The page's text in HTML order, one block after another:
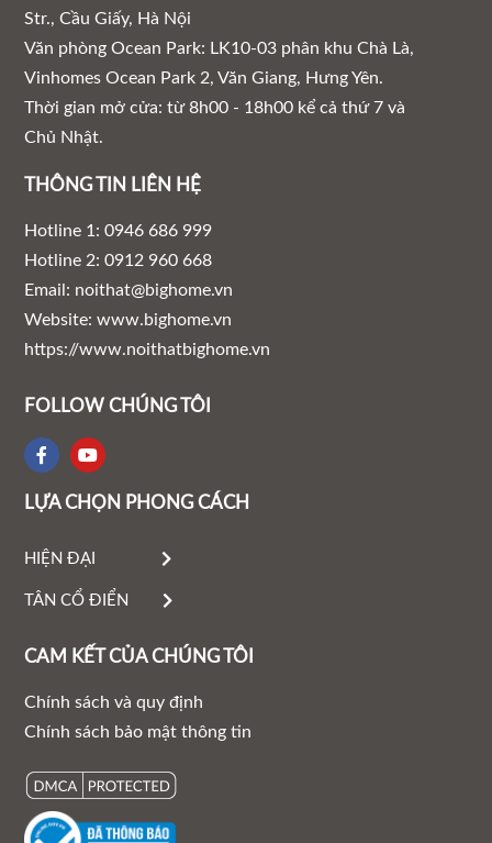
Str., Cầu Giấy, Hà Nội
Văn phòng Ocean Park: LK10-03 phân khu Chà Là,
Vinhomes Ocean Park 2, Văn Giang, Hưng Yên.
Thời gian mở cửa: từ 8h00 - 18h00 kể cả thứ 7 và
Chủ Nhật.
THÔNG TIN LIÊN HỆ
Hotline 1: 0946 686 999
Hotline 2: 0912 960 668
Email: noithat@bighome.vn
Website: www.bighome.vn
https://www.noithatbighome.vn
FOLLOW CHÚNG TÔI
LỰA CHỌN PHONG CÁCH
HIỆN ĐẠI
TÂN CỔ ĐIỂN
CAM KẾT CỦA CHÚNG TÔI
Chính sách và quy định
Chính sách bảo mật thông tin